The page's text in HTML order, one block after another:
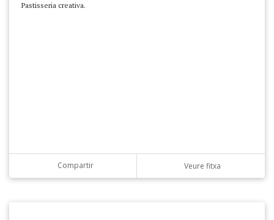
Pastisseria creativa.
Compartir Veure fitxa